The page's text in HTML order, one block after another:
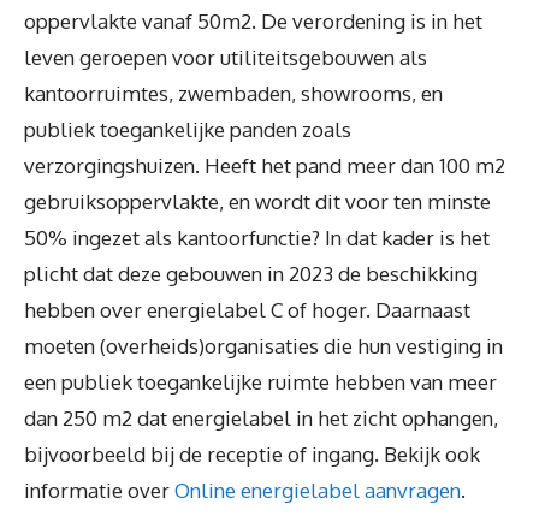
oppervlakte vanaf 50m2. De verordening is in het
leven geroepen voor utiliteitsgebouwen als
kantoorruimtes, zwembaden, showrooms, en
publiek toegankelijke panden zoals
verzorgingshuizen. Heeft het pand meer dan 100 m2
gebruiksoppervlakte, en wordt dit voor ten minste
50% ingezet als kantoorfunctie? In dat kader is het
plicht dat deze gebouwen in 2023 de beschikking
hebben over energielabel C of hoger. Daarnaast
moeten (overheids)organisaties die hun vestiging in
een publiek toegankelijke ruimte hebben van meer
dan 250 m2 dat energielabel in het zicht ophangen,
bijvoorbeeld bij de receptie of ingang. Bekijk ook
informatie overOnline energielabel aanvragen.